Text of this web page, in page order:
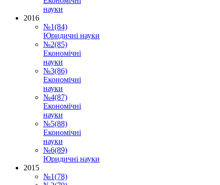
науки
2016
№1(84)
Юридичні науки
№2(85)
Економічні
науки
№3(86)
Економічні
науки
№4(87)
Економічні
науки
№5(88)
Економічні
науки
№6(89)
Юридичні науки
2015
№1(78)